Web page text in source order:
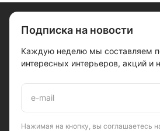
Подписка на новости
Каждую неделю мы составляем
интересных интерьеров, акций и
Нажимая на кнопку, вы соглашаетесь